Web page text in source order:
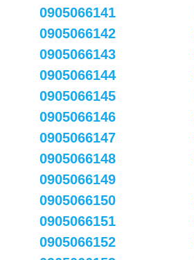
0905066141
0905066142
0905066143
0905066144
0905066145
0905066146
0905066147
0905066148
0905066149
0905066150
0905066151
0905066152